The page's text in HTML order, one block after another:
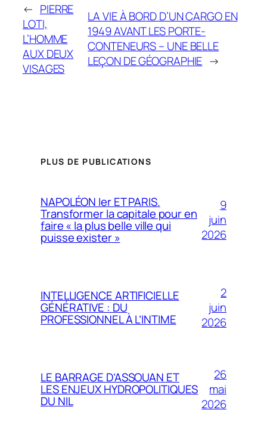
← PIERRE
LOTI,
L’HOMME
AUX DEUX
VISAGES
LA VIE À BORD D’UN CARGO EN
1949 AVANT LES PORTE-
CONTENEURS – UNE BELLE
LEÇON DE GÉOGRAPHIE →
PLUS DE PUBLICATIONS
NAPOLÉON Ier ET PARIS.
Transformer la capitale pour en
faire « la plus belle ville qui
puisse exister »
9
juin
2026
INTELLIGENCE ARTIFICIELLE
GÉNÉRATIVE : DU
PROFESSIONNEL À L’INTIME
2
juin
2026
LE BARRAGE D’ASSOUAN ET
LES ENJEUX HYDROPOLITIQUES
DU NIL
26
mai
2026